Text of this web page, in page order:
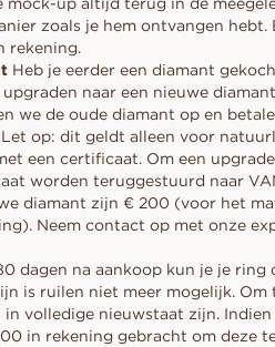
zoals je hem ontvangen hebt.
rekening.
Heb je eerder een diamant
naar een nieuwe
we de oude diamant op en
op: dit geldt alleen voor
een certificaat. Om een
worden teruggestuurd naar
diamant zijn € 200 (voor het
Neem contact op met onze
dagen na aankoop kun je je ring
is ruilen niet meer mogelijk. Om
volledige nieuwstaat zijn.
in rekening gebracht om deze